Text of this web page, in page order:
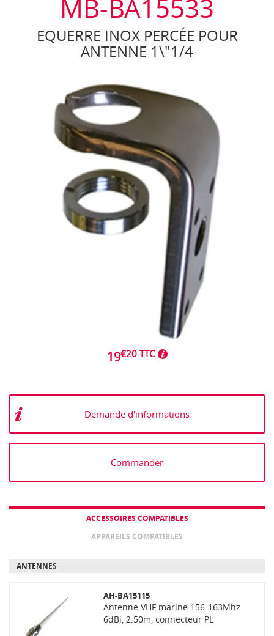
MB-BA15533
EQUERRE INOX PERCÉE POUR
ANTENNE 1\"1/4
19€20 TTC
Demande d'informations
Commander
ACCESSOIRES COMPATIBLES
APPAREILS COMPATIBLES
ANTENNES
AH-BA15115
Antenne VHF marine 156-163Mhz
6dBi, 2.50m, connecteur PL